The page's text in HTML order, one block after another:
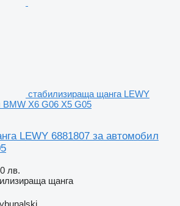
стабилизираща щанга LEWY
BMW X6 G06 X5 G05
LEWY 6881807 за автомобил
лв.
щанга